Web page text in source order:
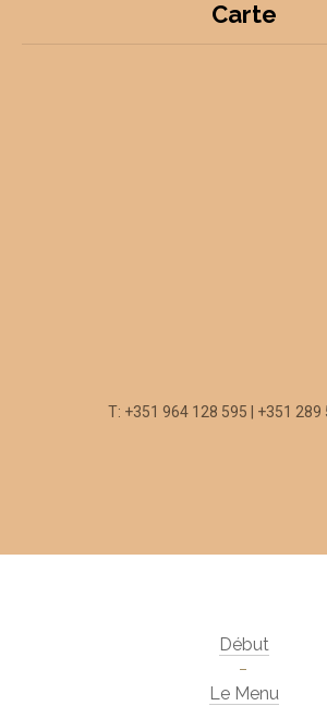
Carte
T: +351 964 128 595 | +351 289
Début
Le Menu